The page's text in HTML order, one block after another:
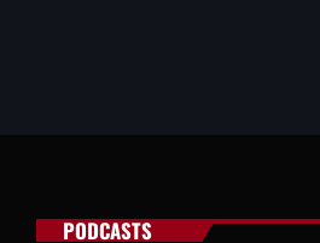
PODCASTS